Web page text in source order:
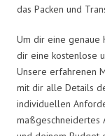
das Packen und
Um dir eine genaue
dir eine kostenlose
Unsere erfahrenen
mit dir alle Details
individuellen
maßgeschneidertes